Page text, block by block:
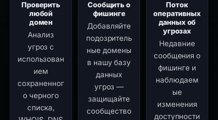
Проверить
любой
домен
Анализ
угроз с
использован
ием
сохраненног
о черного
списка,
Сообщить о
фишинге
Добавляйте
подозритель
ные домены
в нашу базу
данных
угроз —
защищайте
сообщество
Поток
оперативных
данных об
угрозах
Недавние
сообщения о
фишинге и
наблюдаем
ые
изменения
доступности